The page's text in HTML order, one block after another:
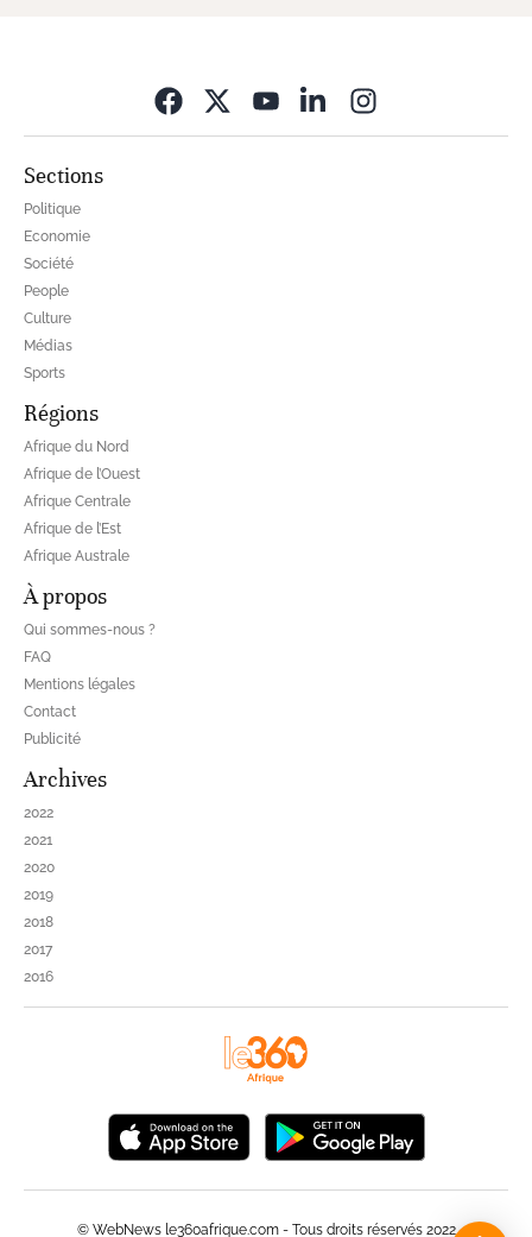
Sections
Politique
Economie
Société
People
Culture
Médias
Sports
Régions
Afrique du Nord
Afrique de l’Ouest
Afrique Centrale
Afrique de l’Est
Afrique Australe
À propos
Qui sommes-nous ?
FAQ
Mentions légales
Contact
Publicité
Archives
2022
2021
2020
2019
2018
2017
2016
© WebNews le360afrique.com - Tous droits réservés 2022